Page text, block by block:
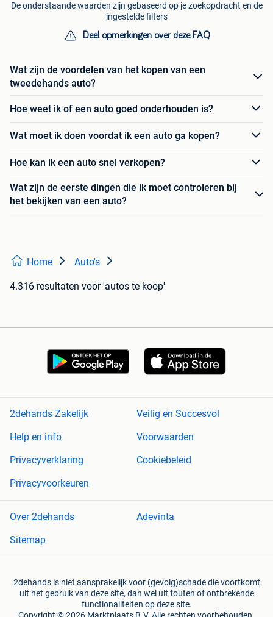
De onderstaande waarden zijn gebaseerd op je zoekopdracht en de
ingestelde filters
Deel opmerkingen over deze FAQ
Wat zijn de voordelen van het kopen van een
tweedehands auto?
Hoe weet ik of een auto goed onderhouden is?
Wat moet ik doen voordat ik een auto ga kopen?
Hoe kan ik een auto snel verkopen?
Wat zijn de eerste dingen die ik moet controleren bij
het bekijken van een auto?
Home Auto's
4.316 resultaten voor 'autos te koop'
2dehands Zakelijk
Veilig en Succesvol
Help en info
Voorwaarden
Privacyverklaring
Cookiebeleid
Privacyvoorkeuren
Over 2dehands
Adevinta
Sitemap
2dehands is niet aansprakelijk voor (gevolg)schade die voortkomt
uit het gebruik van deze site, dan wel uit fouten of ontbrekende
functionaliteiten op deze site.